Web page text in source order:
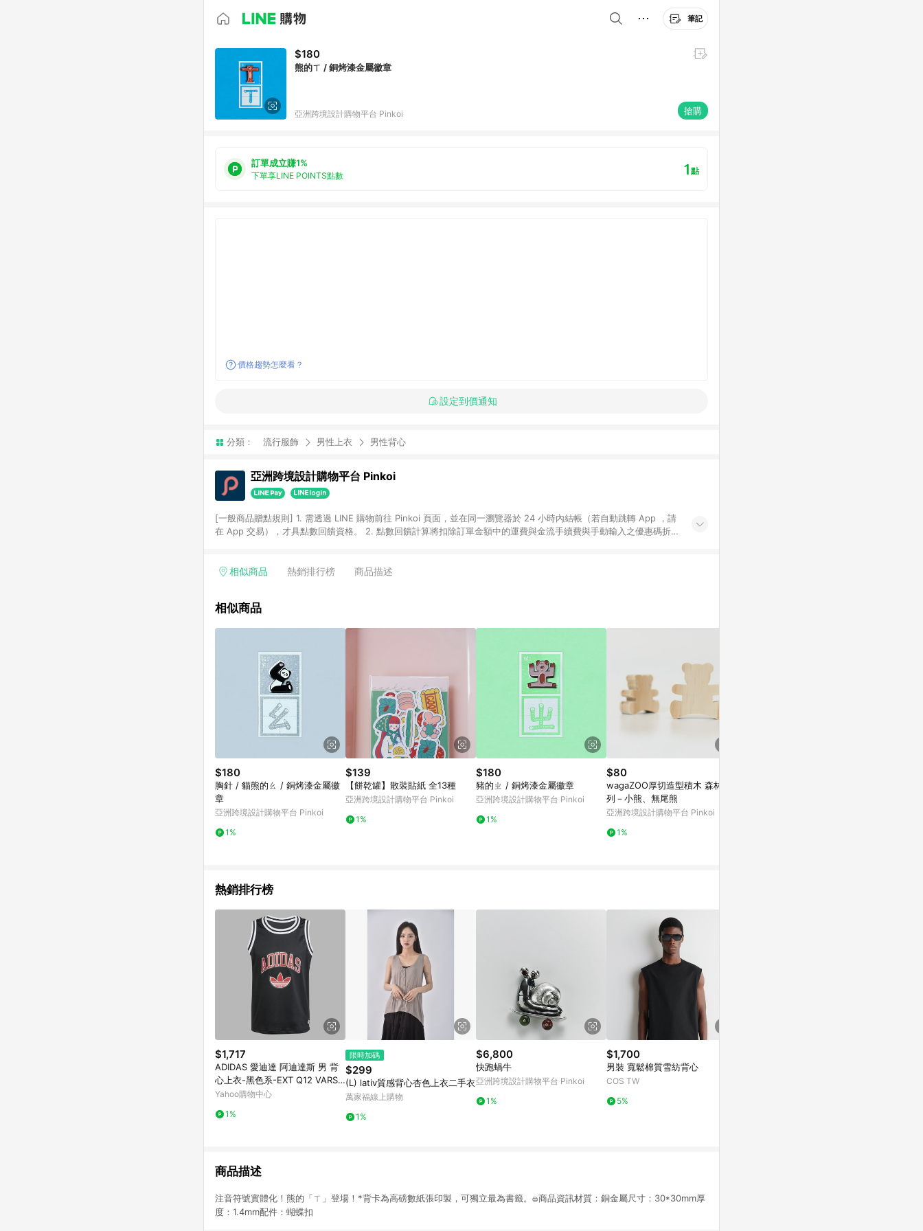
筆記
$180
熊的ㄒ / 銅烤漆金屬徽章
亞洲跨境設計購物平台 Pinkoi 搶購
訂單成立賺1%
下單享LINE POINTS點數 1點
價格趨勢怎麼看？
設定到價通知
分類： 流行服飾 男性上衣 男性背心
亞洲跨境設計購物平台 Pinkoi
[一般商品贈點規則] 1. 需透過 LINE 購物前往 Pinkoi 頁面，並在同一瀏覽器於 24 小時內結帳（若自動跳轉 App ，請
在 App 交易），才具點數回饋資格。 2. 點數回饋計算將扣除訂單金額中的運費與金流手續費與手動輸入之優惠碼折
格，部分退款不在此限。 6. APP 請更新至Android v4.6.0 / iOS v4.1.5 以上才具贈點資格。 7. 點數將於出貨後 45 天
使用規則請以點數紅包活動說明為準。 11. 若於 LINE 購物前往 Pinkoi 頁面後才首次下載 Pinkoi APP 並完成訂單，不
相似商品 熱銷排行榜 商品描述
相似商品
$180
胸針 / 貓熊的ㄠ / 銅烤漆金屬徽
章
亞洲跨境設計購物平台 Pinkoi
1%
$139
【餅乾罐】散裝貼紙 全13種
亞洲跨境設計購物平台 Pinkoi
1%
$180
豬的ㄓ / 銅烤漆金屬徽章
亞洲跨境設計購物平台 Pinkoi
1%
$80
wagaZOO厚切造型積木 森林系
列－小熊、無尾熊
亞洲跨境設計購物平台 Pinkoi
1%
熱銷排行榜
$1,717
ADIDAS 愛迪達 阿迪達斯 男 背
心上衣-黑色系-EXT Q12 VARSIT
Y-JP1003
Yahoo購物中心
1%
限時加碼
$299
(L) lativ質感背心杏色上衣二手衣
萬家福線上購物
1%
$6,800
快跑蝸牛
亞洲跨境設計購物平台 Pinkoi
1%
$1,700
男裝 寬鬆棉質雪紡背心
COS TW
5%
商品描述
注音符號實體化！熊的「ㄒ」登場！*背卡為高磅數紙張印製，可獨立最為書籤。𓐍商品資訊材質：銅金屬尺寸：30*30mm厚
度：1.4mm配件：蝴蝶扣